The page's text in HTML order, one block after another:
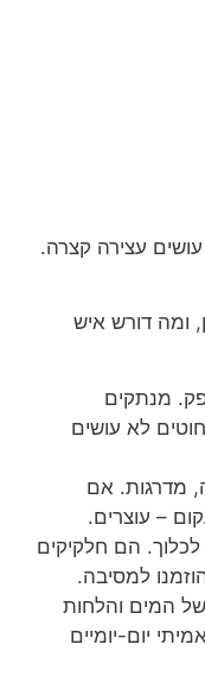
עצירה קצרה.
ומה דורש איש
מנתקים
לא עושים
מדרגות. אם
– עוצרים.
הם חלקיקים
למסיבה.
המים והלחות
יום-יומיים